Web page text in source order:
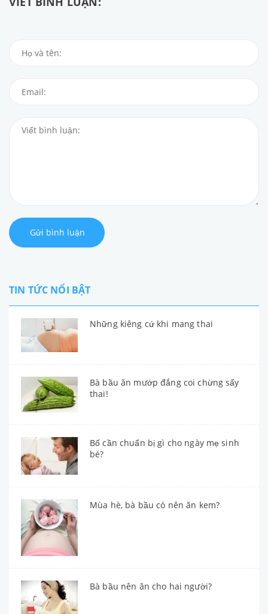
Gửi bình luận
TIN TỨC NỔI BẬT
Những kiêng cứ khi mang thai
Bà bầu ăn mướp đắng coi chừng sẩy
thai!
Bố cần chuẩn bị gì cho ngày mẹ sinh
bé?
Mùa hè, bà bầu có nên ăn kem?
Bà bầu nên ăn cho hai người?